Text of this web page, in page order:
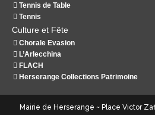
Tennis de Table
Tennis
Culture et Fête
Chorale Evasion
L’Arlecchina
FLACH
Herserange Collections Patrimoine
Mairie de Herserange ~ Place Victor